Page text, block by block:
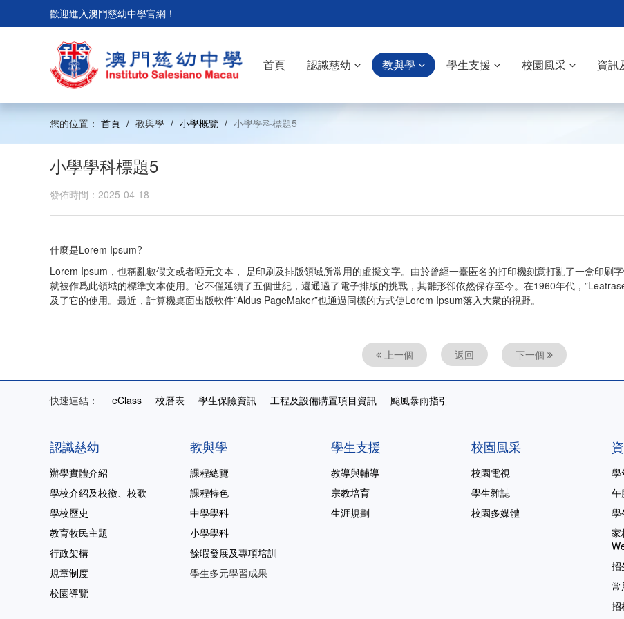
歡迎進入澳門慈幼中學官網！
首頁 認識慈幼 教與學 學生支援 校園風采 資訊
您的位置： 首頁 / 教與學 / 小學概覽 / 小學學科標題5
小學學科標題5
發佈時間：2025-04-18
什麼是Lorem Ipsum?
Lorem Ipsum，也稱亂數假文或者啞元文本， 是印刷及排版領域所常用的虛擬文字。由於曾經一臺匿名的打印機刻意打亂了一盒印刷
就被作爲此領域的標準文本使用。它不僅延續了五個世紀，還通過了電子排版的挑戰，其雛形卻依然保存至今。在1960年代，
及了它的使用。最近，計算機桌面出版軟件”Aldus PageMaker”也通過同樣的方式使Lorem Ipsum落入大衆的視野。
上一個 返回 下一個
快速連結： eClass 校曆表 學生保險資訊 工程及設備購置項目資訊 颱風暴雨指引
認識慈幼
辦學實體介紹
學校介紹及校徽、校歌
學校歷史
教育牧民主題
行政架構
規章制度
校園導覽
教與學
課程總覽
課程特色
中學學科
小學學科
餘暇發展及專項培訓
學生多元學習成果
學生支援
教導與輔導
宗教培育
生涯規劃
校園風采
校園電視
學生雜誌
校園多媒體
學
午
學
家
招
常
招